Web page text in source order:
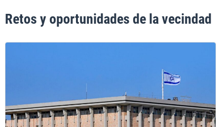
Retos y oportunidades de la vecindad